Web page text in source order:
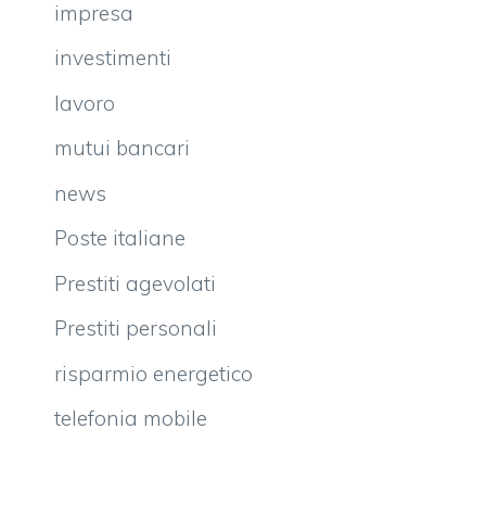
impresa
investimenti
lavoro
mutui bancari
news
Poste italiane
Prestiti agevolati
Prestiti personali
risparmio energetico
telefonia mobile